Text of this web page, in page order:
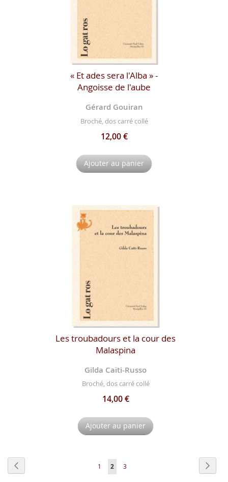
« Et ades sera l'Alba » -
Angoisse de l'aube
Gérard Gouiran
Broché, dos carré collé
12,00 €
Ajouter au panier
Les troubadours et la cour des
Malaspina
Gilda Caïti-Russo
Broché, dos carré collé
14,00 €
Ajouter au panier
Page
Page
1
Vous
2 Page
3